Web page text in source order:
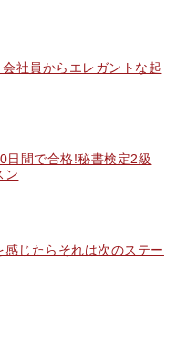
会社員からエレガントな起
日間で合格!秘書検定2級
ン
じたらそれは次のステー